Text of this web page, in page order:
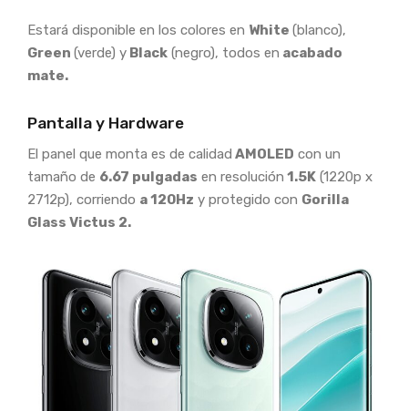
Estará disponible en los colores en White (blanco),
Green (verde) y Black (negro), todos en acabado
mate.
Pantalla y Hardware
El panel que monta es de calidad AMOLED con un
tamaño de 6.67 pulgadas en resolución 1.5K (1220p x
2712p), corriendo a 120Hz y protegido con Gorilla
Glass Victus 2.